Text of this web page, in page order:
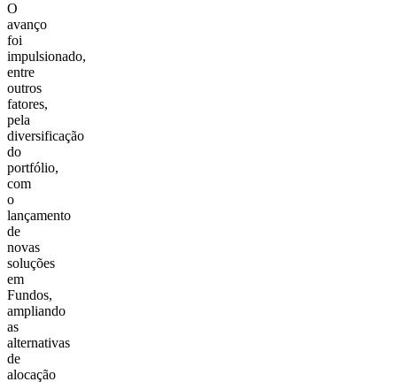
O
avanço
foi
impulsionado,
entre
outros
fatores,
pela
diversificação
do
portfólio,
com
o
lançamento
de
novas
soluções
em
Fundos,
ampliando
as
alternativas
de
alocação